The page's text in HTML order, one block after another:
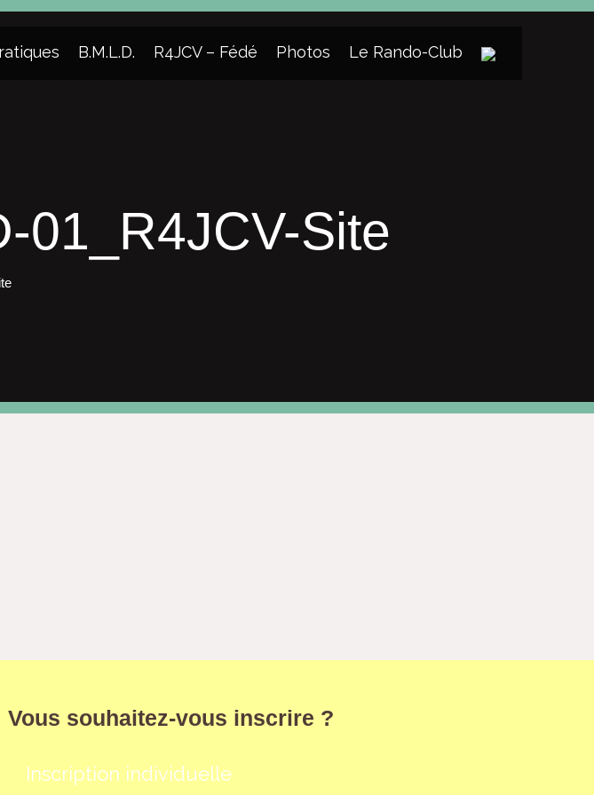
B.M.L.D. R4JCV – Fédé Photos Le Rando-Club
01_R4JCV-Site
Vous souhaitez-vous inscrire ?
Inscription individuelle